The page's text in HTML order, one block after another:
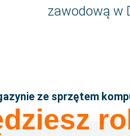
zawodową w
ze sprzętem